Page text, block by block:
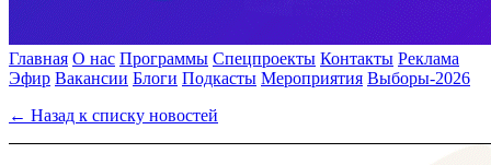
Главная О нас Программы Спецпроекты Контакты Реклама
Эфир Вакансии Блоги Подкасты Мероприятия Выборы-2026
← Назад к списку новостей